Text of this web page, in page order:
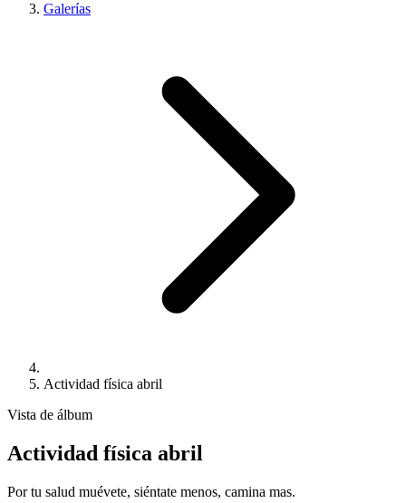
Galerías
Actividad física abril
Vista de álbum
Actividad física abril
Por tu salud muévete, siéntate menos, camina mas.